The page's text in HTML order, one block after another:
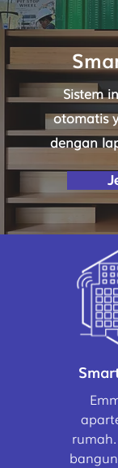
Sistem
otomatis
dengan
Solusi